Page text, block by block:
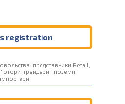
registration
представники Retail,
трейдери, іноземні
імпортери.